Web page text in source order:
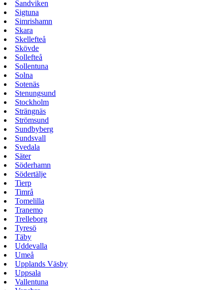
Sandviken
Sigtuna
Simrishamn
Skara
Skellefteå
Skövde
Sollefteå
Sollentuna
Solna
Sotenäs
Stenungsund
Stockholm
Strängnäs
Strömsund
Sundbyberg
Sundsvall
Svedala
Säter
Söderhamn
Södertälje
Tierp
Timrå
Tomelilla
Tranemo
Trelleborg
Tyresö
Täby
Uddevalla
Umeå
Upplands Väsby
Uppsala
Vallentuna